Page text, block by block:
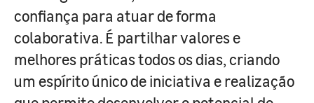
confiança para atuar de forma
colaborativa. É partilhar valores e
melhores práticas todos os dias, criando
um espírito único de iniciativa e realização